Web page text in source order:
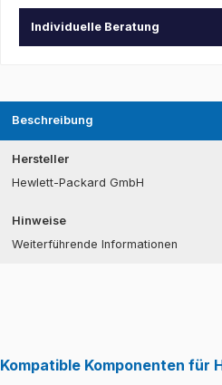
Individuelle Beratung
Beschreibung
Hersteller
Hewlett-Packard GmbH
Hinweise
Weiterführende Informationen
Kompatible Komponenten für